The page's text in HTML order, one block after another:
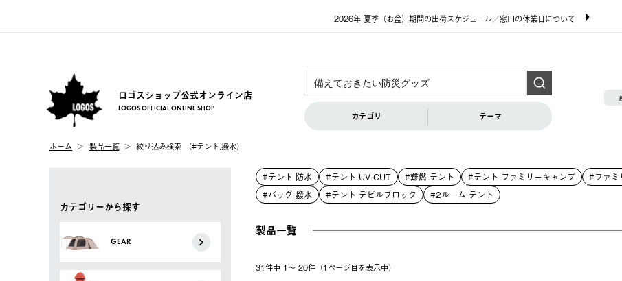
2026年 夏季（お盆）期間の出荷スケジュール／窓口の休業日について
ロゴスショップ公式オンライン店
LOGOS OFFICIAL ONLINE SHOP
カテゴリ テーマ
ホーム 製品一覧 絞り込み検索 （#テント,撥水）
カテゴリーから探す
GEAR
#テント 防水 #テント UV-CUT #難燃 テント #テント ファミリーキャンプ #ファミ
#バッグ 撥水
#テント デビルブロック #2ルーム テント
製品一覧
31件中 1〜 20件（1ページ⽬を表⽰中）